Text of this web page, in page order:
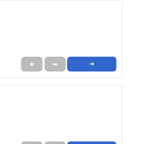
★ ➦ ➜